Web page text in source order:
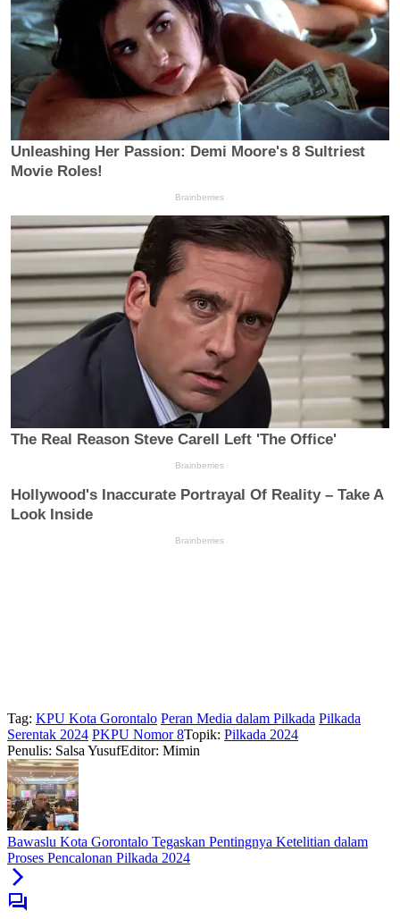
Tag: KPU Kota Gorontalo Peran Media dalam Pilkada Pilkada
Serentak 2024 PKPU Nomor 8Topik: Pilkada 2024
Penulis: Salsa YusufEditor: Mimin
Bawaslu Kota Gorontalo Tegaskan Pentingnya Ketelitian dalam
Proses Pencalonan Pilkada 2024